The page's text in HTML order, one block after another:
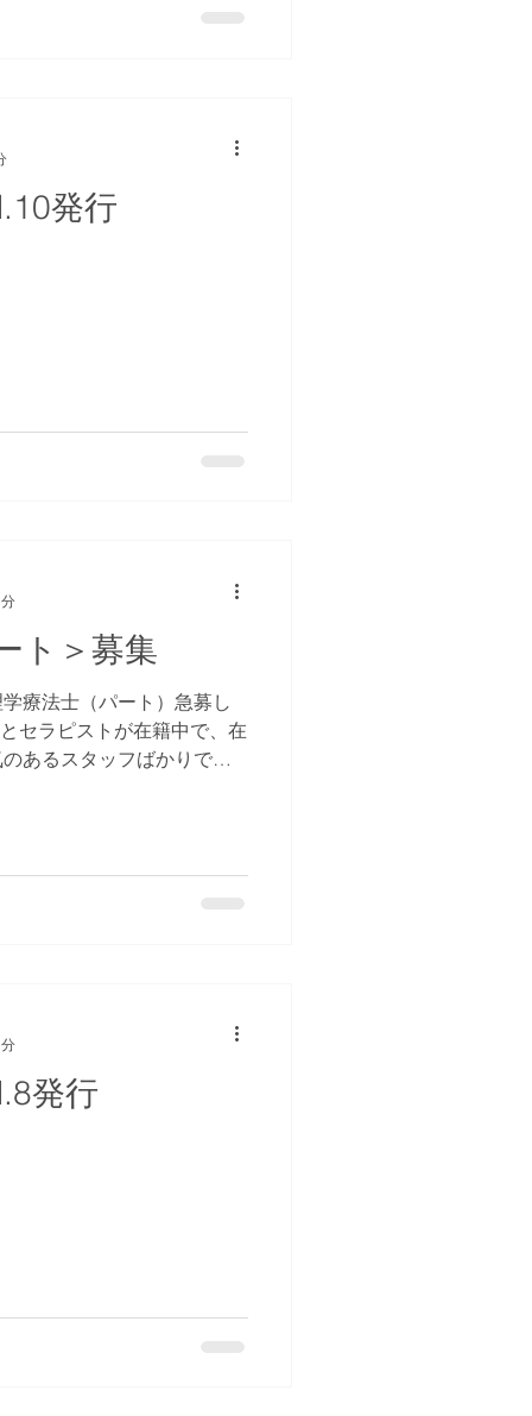
発行
ト＞募集
療法士（パート）急募し
セラピストが在籍中で、在
あるスタッフばかりです
発行